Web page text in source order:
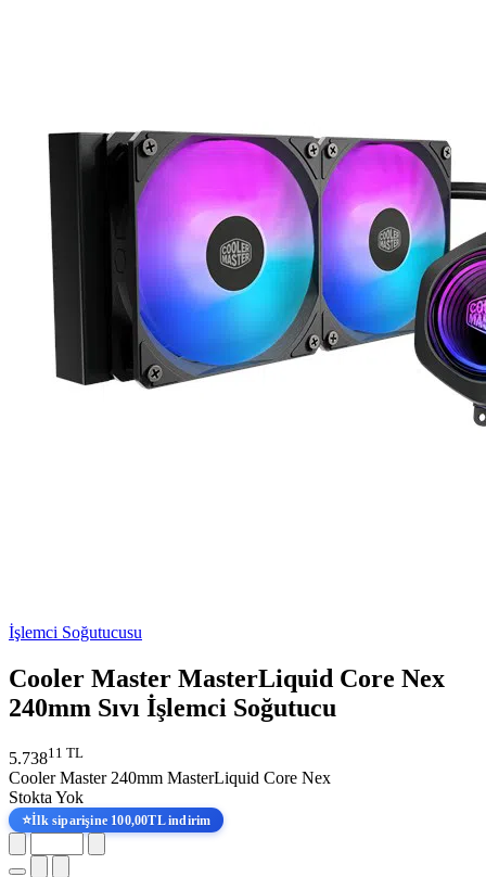
İşlemci Soğutucusu
Cooler Master MasterLiquid Core Nex
240mm Sıvı İşlemci Soğutucu
5.73811 TL
Cooler Master 240mm MasterLiquid Core Nex
Stokta Yok
⭐İlk siparişine 100,00TL indirim